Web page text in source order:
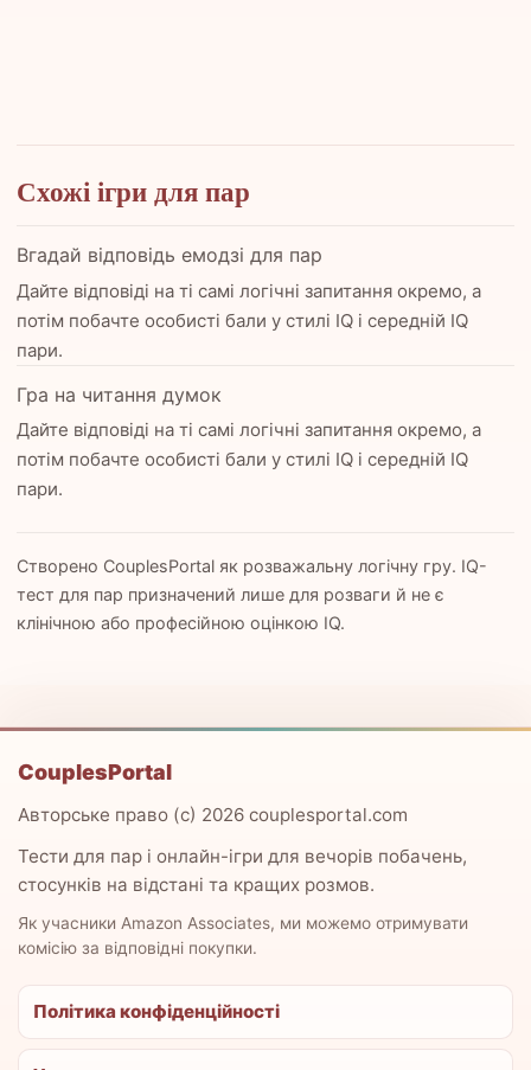
Схожі ігри для пар
Вгадай відповідь емодзі для пар
Дайте відповіді на ті самі логічні запитання окремо, а
потім побачте особисті бали у стилі IQ і середній IQ
пари.
Гра на читання думок
Дайте відповіді на ті самі логічні запитання окремо, а
потім побачте особисті бали у стилі IQ і середній IQ
пари.
Створено CouplesPortal як розважальну логічну гру. IQ-
тест для пар призначений лише для розваги й не є
клінічною або професійною оцінкою IQ.
CouplesPortal
Авторське право (c) 2026 couplesportal.com
Тести для пар і онлайн-ігри для вечорів побачень,
стосунків на відстані та кращих розмов.
Як учасники Amazon Associates, ми можемо отримувати
комісію за відповідні покупки.
Політика конфіденційності